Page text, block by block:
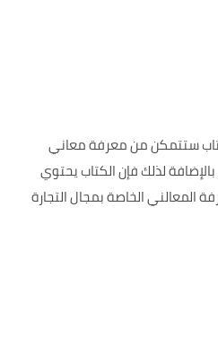
ستتمكن من معرفة معاني
لذلك فإن الكتاب يحتوي
الخاصة بمجال التجارة